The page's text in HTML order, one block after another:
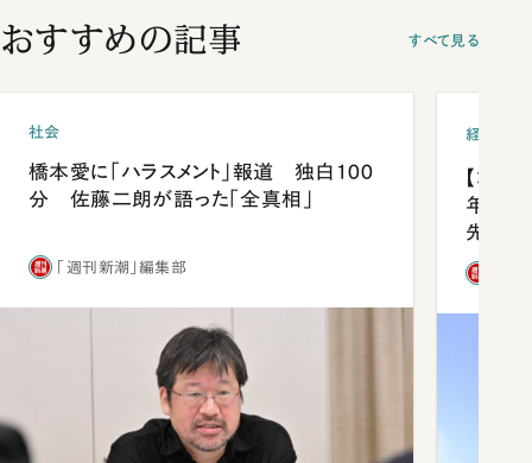
おすすめの記事 すべて見る
社会
橋本愛に「ハラスメント」報道 独白100
分 佐藤二朗が語った「全真相」
「週刊新潮」編集部
経済・ビ
【コン
年会は
先1位